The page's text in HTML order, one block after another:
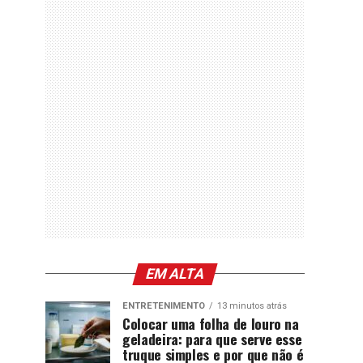
EM ALTA
ENTRETENIMENTO 13 minutos atrás
Colocar uma folha de louro na
geladeira: para que serve esse
truque simples e por que não é